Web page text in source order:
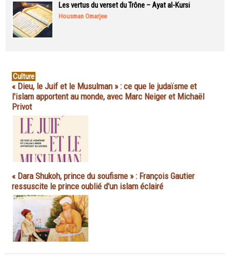
Les vertus du verset du Trône – Ayat al-Kursi
Housman Omarjee
Culture
« Dieu, le Juif et le Musulman » : ce que le judaïsme et
l'islam apportent au monde, avec Marc Neiger et Michaël
Privot
« Dara Shukoh, prince du soufisme » : François Gautier
ressuscite le prince oublié d'un islam éclairé